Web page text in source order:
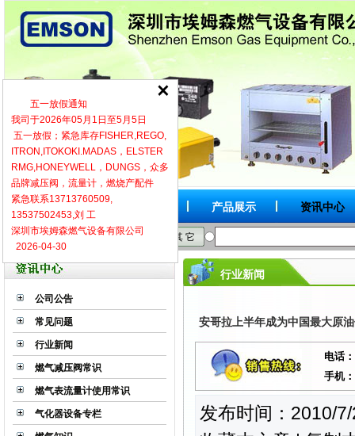
网站首页 产品展示 资讯中心
按品牌 按型号 按类别 其 它
公司公告
常见问题
行业新闻
燃气减压阀常识
燃气表流量计使用常识
气化器设备专栏
行业新闻
安哥拉上半年成为中国最大原
电话：
手机：
发布时间：2010/
五一放假通知
我司于2026年05月1日至5月5日
五一放假；紧急库存FISHER,REGO,
ITRON,ITOKOKI.MADAS，ELSTER
RMG,HONEYWELL，DUNGS，众多
品牌减压阀，流量计，燃烧产配件
紧急联系13713760509,
13537502453,刘 工
深圳市埃姆森燃气设备有限公司
2026-04-30